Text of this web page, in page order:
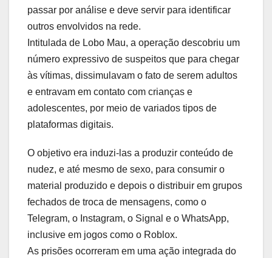
passar por análise e deve servir para identificar
outros envolvidos na rede.
Intitulada de Lobo Mau, a operação descobriu um
número expressivo de suspeitos que para chegar
às vítimas, dissimulavam o fato de serem adultos
e entravam em contato com crianças e
adolescentes, por meio de variados tipos de
plataformas digitais.
O objetivo era induzi-las a produzir conteúdo de
nudez, e até mesmo de sexo, para consumir o
material produzido e depois o distribuir em grupos
fechados de troca de mensagens, como o
Telegram, o Instagram, o Signal e o WhatsApp,
inclusive em jogos como o Roblox.
As prisões ocorreram em uma ação integrada do